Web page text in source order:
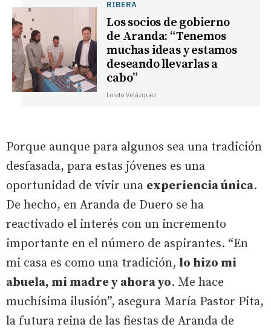
RIBERA
Los socios de gobierno
de Aranda: “Tenemos
muchas ideas y estamos
deseando llevarlas a
cabo”
Loreto Velázquez
Porque aunque para algunos sea una tradición
desfasada, para estas jóvenes es una
oportunidad de vivir una experiencia única.
De hecho, en Aranda de Duero se ha
reactivado el interés con un incremento
importante en el número de aspirantes. “En
mi casa es como una tradición, lo hizo mi
abuela, mi madre y ahora yo. Me hace
muchísima ilusión”, asegura María Pastor Pita,
la futura reina de las fiestas de Aranda de